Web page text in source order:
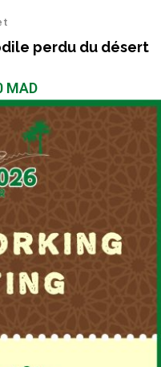
perdu du désert
MAD